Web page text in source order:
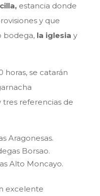
estancia donde
y que
bodega, la iglesia y
horas, se catarán
referencias de
Aragonesas.
Borsao.
Alto Moncayo.
excelente